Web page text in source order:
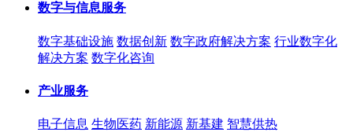
数字与信息服务
数字基础设施 数据创新 数字政府解决方案 行业数字化
解决方案 数字化咨询
产业服务
电子信息 生物医药 新能源 新基建 智慧供热